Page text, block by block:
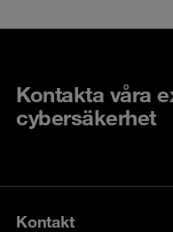
Kontakta våra
cybersäkerhet
Kontakt